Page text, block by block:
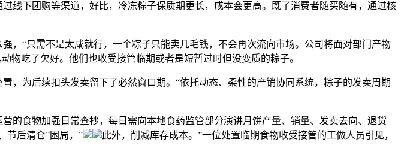
线下团购等渠道，好比，冷冻粽子保质期更长，成本会更高。既了消费者随买随有，通过核
“只需不是太咸就行，一个粽子只能卖几毛钱，不会再次流向市场。公司将面对部门产物
物吃了欠好。他们也收受接管临期或者是短暂过时但没变质的粽子。
为后续扣头发卖留下了必然窗口期。“依托动态、柔性的产销协同系统，粽子的发卖周期
食物加强日常查抄，每日需向本地食药监管部分演讲月饼产量、销量、发卖去向、退货
节后清仓”困局，”
此外，削减库存成本。”一位处置临期食物收受接管的工做人员引见，